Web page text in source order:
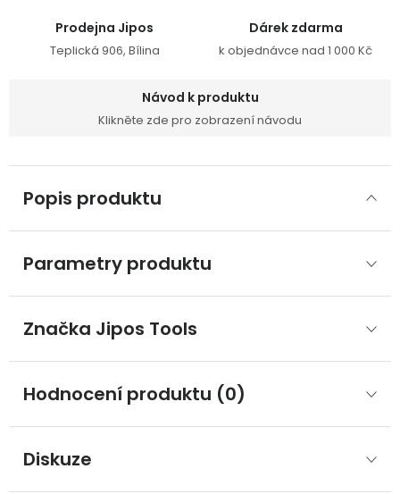
Prodejna Jipos
Teplická 906, Bílina
Dárek zdarma
k objednávce nad 1 000 Kč
Návod k produktu
Klikněte zde pro zobrazení návodu
Popis produktu
Parametry produktu
Značka Jipos Tools
Hodnocení produktu (0)
Diskuze